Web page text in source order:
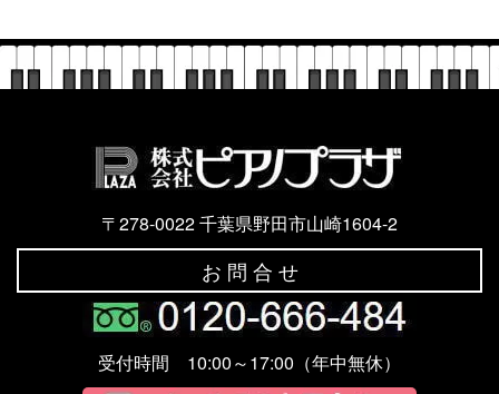
〒278-0022 千葉県野田市山崎1604-2
お 問 合 せ
受付時間 10:00～17:00（年中無休）